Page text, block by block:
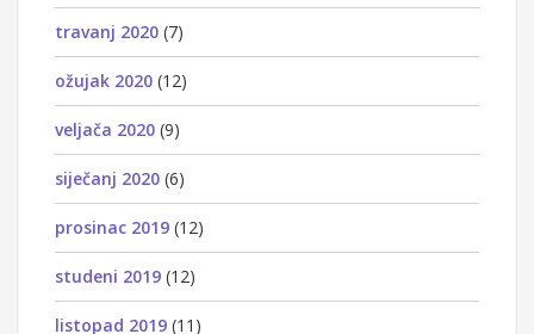
travanj 2020 (7)
ožujak 2020 (12)
veljača 2020 (9)
siječanj 2020 (6)
prosinac 2019 (12)
studeni 2019 (12)
listopad 2019 (11)